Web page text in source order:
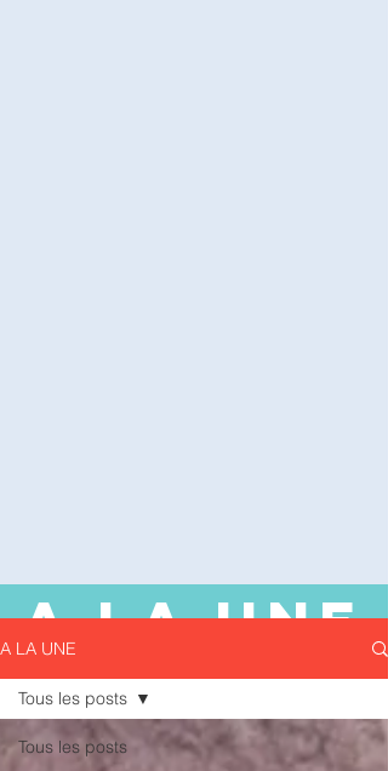
A LA UNE
A LA UNE
Tous les posts
Tous les posts